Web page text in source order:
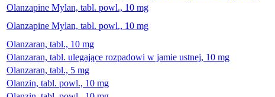
Olanzapine Mylan, tabl. powl., 10 mg
Olanzapine Mylan, tabl. powl., 10 mg
Olanzaran, tabl., 10 mg
Olanzaran, tabl. ulegające rozpadowi w jamie ustnej, 10 mg
Olanzaran, tabl., 5 mg
Olanzin, tabl. powl., 10 mg